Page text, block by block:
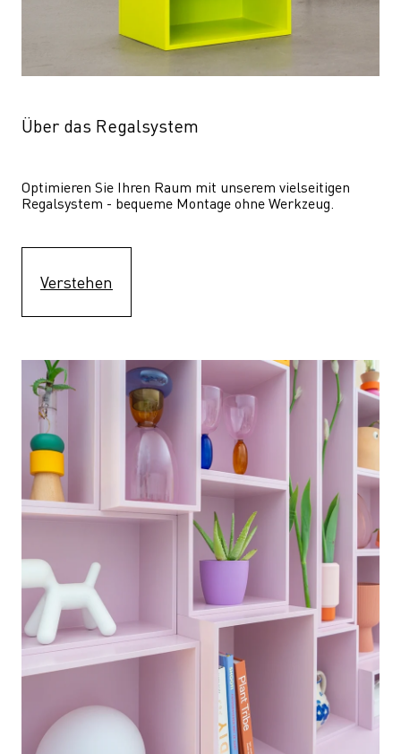
Über das Regalsystem
Optimieren Sie Ihren Raum mit unserem vielseitigen
Regalsystem - bequeme Montage ohne Werkzeug.
Verstehen